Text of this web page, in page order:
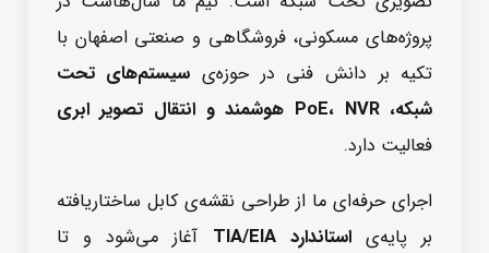
پروژه‌های مسکونی، فروشگاهی و صنعتی اصفهان با
تکیه بر دانش فنی در حوزه‌ی سیستم‌های تحت
شبکه، PoE، NVR هوشمند و انتقال تصویر ابری
فعالیت دارد.
اجرای حرفه‌ای ما از طراحی نقشه‌ی کابل ساختاریافته
بر پایه‌یاستاندارد TIA/EIA
آغاز می‌شود و تا